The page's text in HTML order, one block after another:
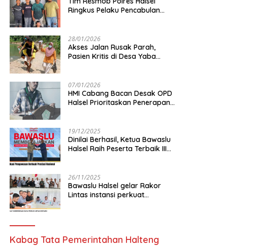
Ringkus Pelaku Pencabulan
28/01/2026
Akses Jalan Rusak Parah,
Pasien Kritis di Desa Yaba
07/01/2026
HMI Cabang Bacan Desak OPD
Halsel Prioritaskan Penerapan
19/12/2025
Dinilai Berhasil, Ketua Bawaslu
Halsel Raih Peserta Terbaik III
26/11/2025
Bawaslu Halsel gelar Rakor
Lintas instansi perkuat
Kabag Tata Pemerintahan Halteng